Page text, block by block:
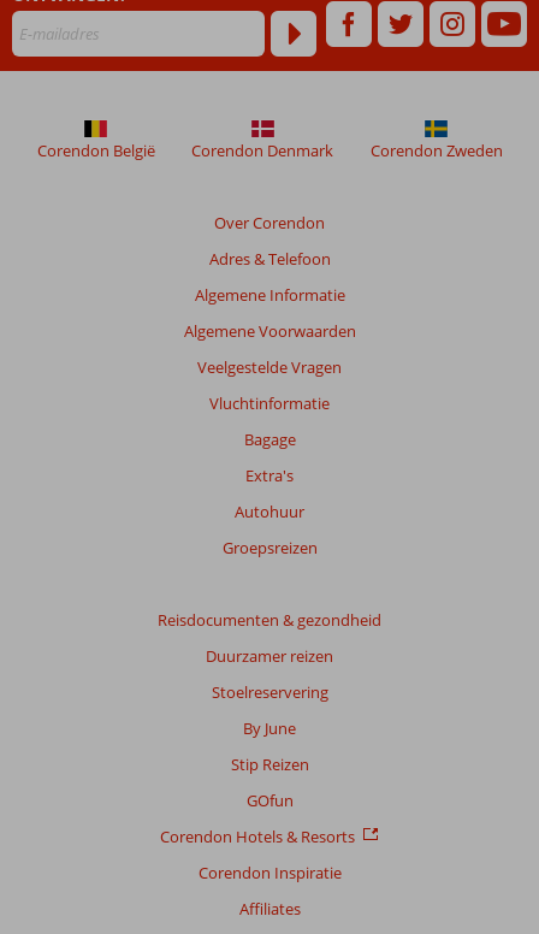
Over Corendon
Adres & Telefoon
Algemene Informatie
Algemene Voorwaarden
Veelgestelde Vragen
Vluchtinformatie
Bagage
Extra's
Autohuur
Groepsreizen
Reisdocumenten & gezondheid
Duurzamer reizen
Stoelreservering
By June
Stip Reizen
GOfun
Corendon Hotels & Resorts
Corendon Inspiratie
Affiliates
Corendon België Corendon Denmark Corendon Zweden